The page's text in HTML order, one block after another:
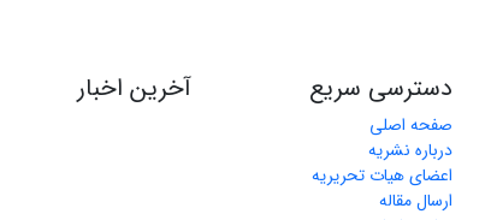
دسترسی سریع
صفحه اصلی
درباره نشریه
اعضای هیات تحریریه
ارسال مقاله
آخرین اخبار